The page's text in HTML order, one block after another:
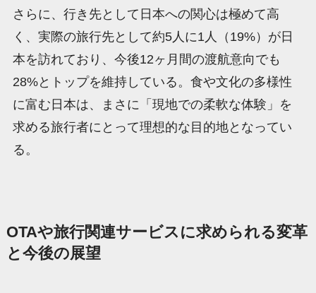
さらに、行き先として日本への関心は極めて高
く、実際の旅行先として約5人に1人（19%）が日
本を訪れており、今後12ヶ月間の渡航意向でも
28%とトップを維持している。食や文化の多様性
に富む日本は、まさに「現地での柔軟な体験」を
求める旅行者にとって理想的な目的地となってい
る。
OTAや旅行関連サービスに求められる変革
と今後の展望